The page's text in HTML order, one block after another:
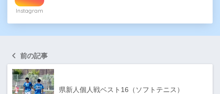
Instagram
前の記事
県新人個人戦ベスト16（ソフトテニス）